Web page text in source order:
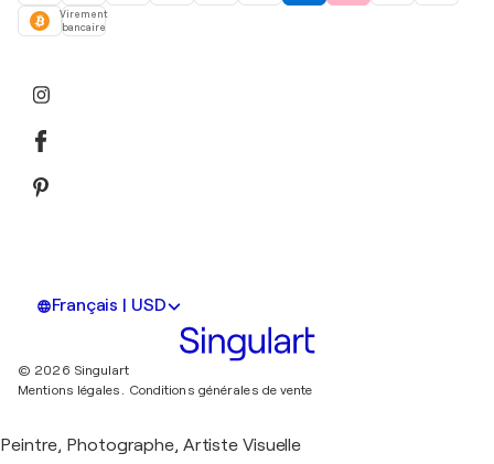
Virement
bancaire
Français | USD
© 2026 Singulart
Mentions légales. Conditions générales de vente
Peintre, Photographe, Artiste Visuelle